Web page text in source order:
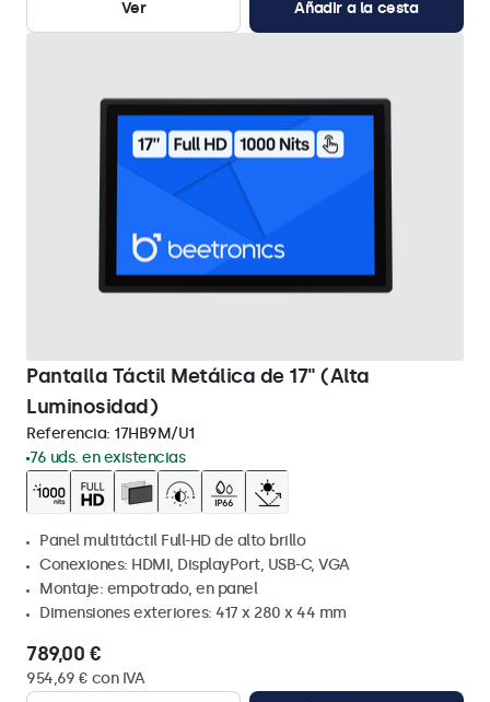
Ver Añadir a la cesta
Pantalla Táctil Metálica de 17" (Alta
Luminosidad)
Referencia: 17HB9M/U1
76 uds. en existencias
Panel multitáctil Full-HD de alto brillo
Conexiones: HDMI, DisplayPort, USB-C, VGA
Montaje: empotrado, en panel
Dimensiones exteriores: 417 x 280 x 44 mm
789,00 €
954,69 € con IVA